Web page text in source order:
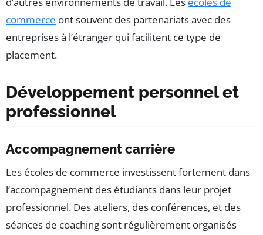
commerce ont souvent des partenariats avec des
entreprises à l’étranger qui facilitent ce type de
placement.
Développement personnel et
professionnel
Accompagnement carrière
Les écoles de commerce investissent fortement dans
l’accompagnement des étudiants dans leur projet
professionnel. Des ateliers, des conférences, et des
séances de coaching sont régulièrement organisés